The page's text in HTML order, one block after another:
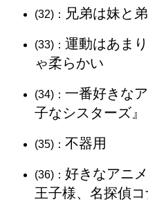
(32)： 兄弟は妹と
(33)： 運動はあま
ゃ柔らかい
(34)： 一番好きな
子なシスターズ』
(35)： 不器用
(36)： 好きなアニ
王子様、名探偵